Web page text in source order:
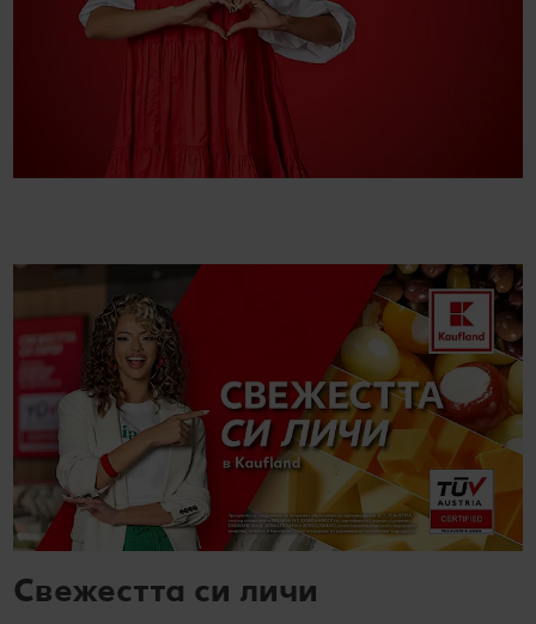
Свежестта си личи